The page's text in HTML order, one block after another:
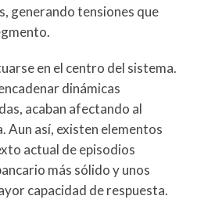
generando tensiones que
en el centro del sistema.
dinámicas
acaban afectando al
Aun así, existen elementos
actual de episodios
más sólido y unos
capacidad de respuesta.